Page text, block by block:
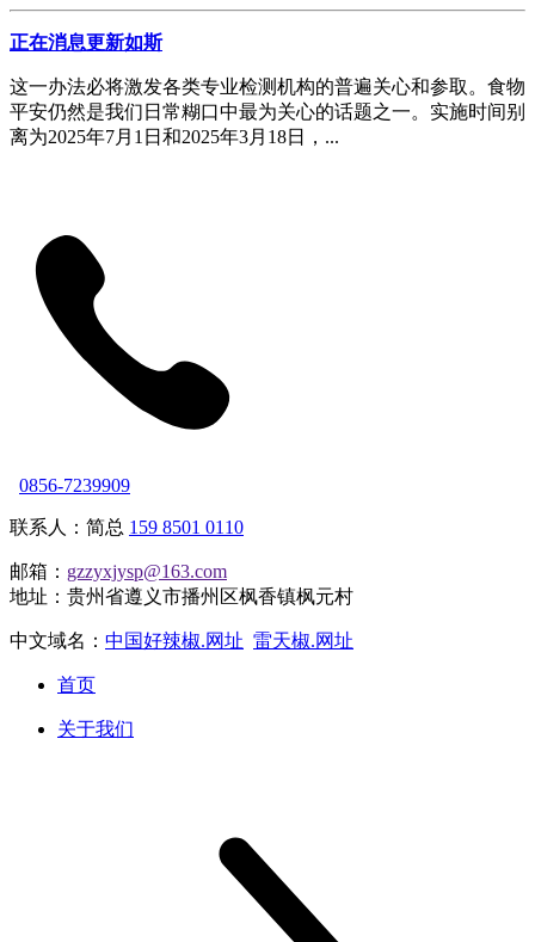
正在消息更新如斯
这一办法必将激发各类专业检测机构的普遍关心和参取。食物
平安仍然是我们日常糊口中最为关心的话题之一。实施时间别
离为2025年7月1日和2025年3月18日，...
0856-7239909
联系人：简总 159 8501 0110
邮箱： gzzyxjysp@163.com
地址：贵州省遵义市播州区枫香镇枫元村
中文域名： 中国好辣椒.网址 雷天椒.网址
首页
关于我们